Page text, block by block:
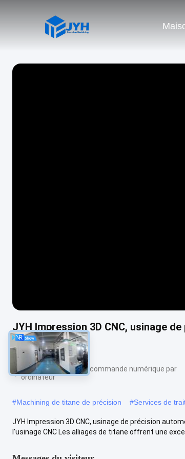
JYH Impression 3D CNC, usinage
titane
usinage titanique de commande numérique par
ordinateur
#Machining de titane de précision #Services de
JYH Impression 3D CNC, usinage de précision
l'usinage CNC Les alliages de titane offrent une